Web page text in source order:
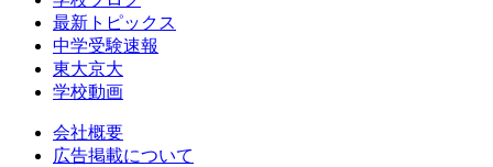
最新トピックス
中学受験速報
東大京大
学校動画
会社概要
広告掲載について